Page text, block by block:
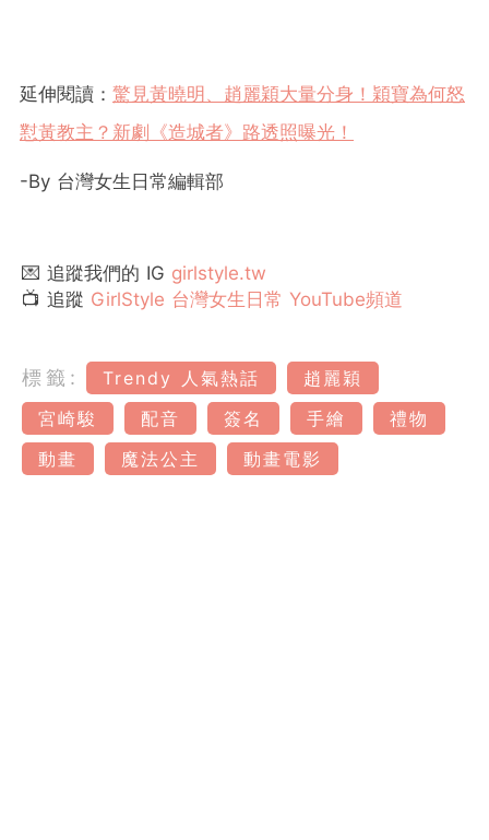
延伸閱讀： 驚見黃曉明、趙麗穎大量分身！穎寶為何怒
懟黃教主？新劇《造城者》路透照曝光！
-By 台灣女生日常編輯部
💌 追蹤我們的 IG girlstyle.tw
📺 追蹤 GirlStyle 台灣女生日常 YouTube頻道
標籤: Trendy 人氣熱話
趙麗穎
宮崎駿
配音 簽名 手繪
禮物
動畫
魔法公主 動畫電影